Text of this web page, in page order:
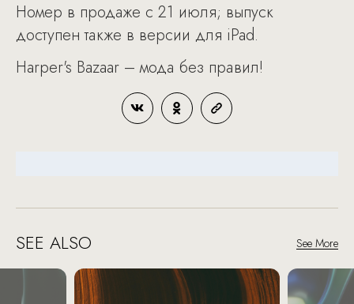
Номер в продаже с 21 июля; выпуск
доступен также в версии для iPad.
Harper's Bazaar – мода без правил!
SEE ALSO See More